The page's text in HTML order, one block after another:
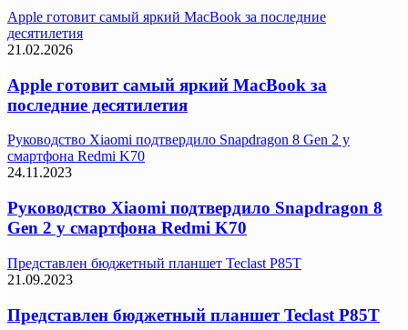
Apple готовит самый яркий MacBook за последние
десятилетия
21.02.2026
Apple готовит самый яркий MacBook за
последние десятилетия
Руководство Xiaomi подтвердило Snapdragon 8 Gen 2 у
смартфона Redmi K70
24.11.2023
Руководство Xiaomi подтвердило Snapdragon 8
Gen 2 у смартфона Redmi K70
Представлен бюджетный планшет Teclast P85T
21.09.2023
Представлен бюджетный планшет Teclast P85T